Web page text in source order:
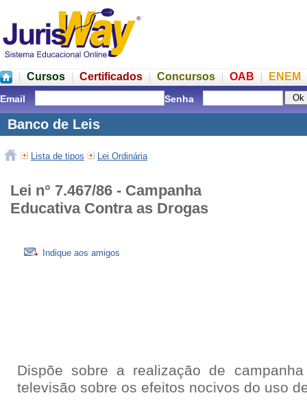
Cursos Certificados Concursos OAB ENEM
Email Senha
Banco de Leis
Lista de tipos Lei Ordinária
Lei n° 7.467/86 - Campanha
Educativa Contra as Drogas
Indique aos amigos
Dispõe sobre a realização de
televisão sobre os efeitos nocivos do uso